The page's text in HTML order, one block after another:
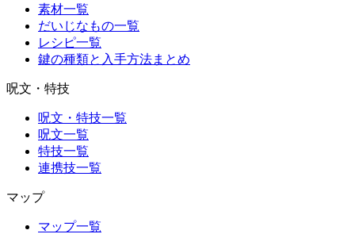
素材一覧
だいじなもの一覧
レシピ一覧
鍵の種類と入手方法まとめ
呪文・特技
呪文・特技一覧
呪文一覧
特技一覧
連携技一覧
マップ
マップ一覧